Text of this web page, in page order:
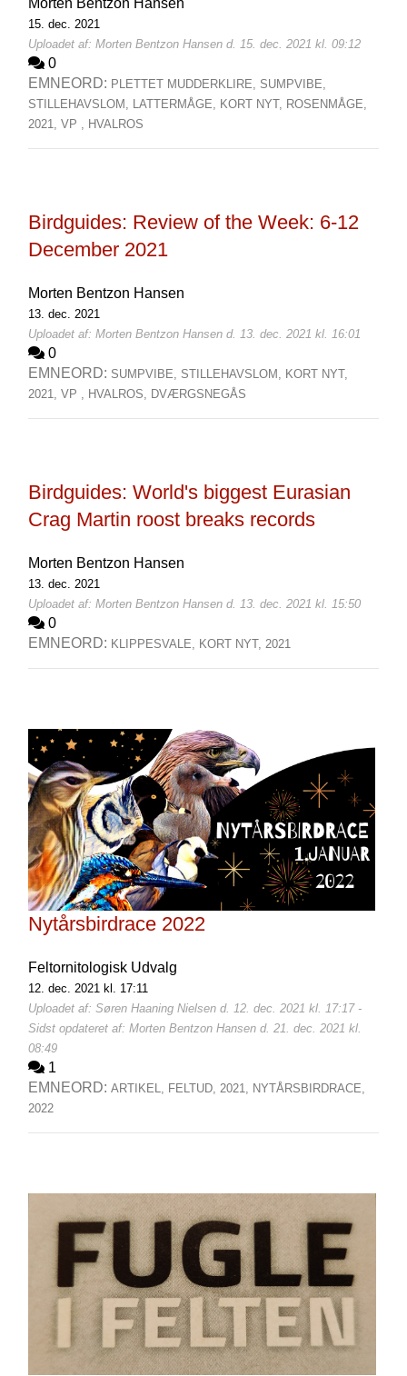
Morten Bentzon Hansen
15. dec. 2021
Uploadet af: Morten Bentzon Hansen d. 15. dec. 2021 kl. 09:12
0
EMNEORD: PLETTET MUDDERKLIRE, SUMPVIBE,
STILLEHAVSLOM, LATTERMÅGE, KORT NYT, ROSENMÅGE,
2021, VP , HVALROS
Birdguides: Review of the Week: 6-12
December 2021
Morten Bentzon Hansen
13. dec. 2021
Uploadet af: Morten Bentzon Hansen d. 13. dec. 2021 kl. 16:01
0
EMNEORD: SUMPVIBE, STILLEHAVSLOM, KORT NYT,
2021, VP , HVALROS, DVÆRGSNEGÅS
Birdguides: World's biggest Eurasian
Crag Martin roost breaks records
Morten Bentzon Hansen
13. dec. 2021
Uploadet af: Morten Bentzon Hansen d. 13. dec. 2021 kl. 15:50
0
EMNEORD: KLIPPESVALE, KORT NYT, 2021
Nytårsbirdrace 2022
Feltornitologisk Udvalg
12. dec. 2021 kl. 17:11
Uploadet af: Søren Haaning Nielsen d. 12. dec. 2021 kl. 17:17 -
Sidst opdateret af: Morten Bentzon Hansen d. 21. dec. 2021 kl.
08:49
1
EMNEORD: ARTIKEL, FELTUD, 2021, NYTÅRSBIRDRACE,
2022